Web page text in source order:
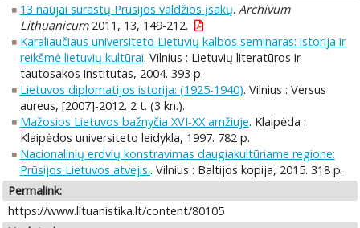
13 naujai surastų Prūsijos valdžios įsakų. Archivum
Lithuanicum2011, 13, 149-212.
Karaliaučiaus universiteto Lietuvių kalbos seminaras: istorija ir
reikšmė lietuvių kultūrai. Vilnius : Lietuvių literatūros ir
tautosakos institutas, 2004. 393 p.
Lietuvos diplomatijos istorija: (1925-1940). Vilnius : Versus
aureus, [2007]-2012. 2 t. (3 kn.).
Mažosios Lietuvos bažnyčia XVI-XX amžiuje. Klaipėda :
Klaipėdos universiteto leidykla, 1997. 782 p.
Nacionalinių erdvių konstravimas daugiakultūriame regione:
Prūsijos Lietuvos atvejis.. Vilnius : Baltijos kopija, 2015. 318 p.
Permalink:
https://www.lituanistika.lt/content/80105